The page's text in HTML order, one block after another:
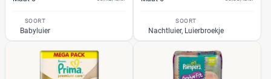
Voorraadbox
Reset
SOORT
Babyluier
SOORT
Nachtluier, Luierbroekje